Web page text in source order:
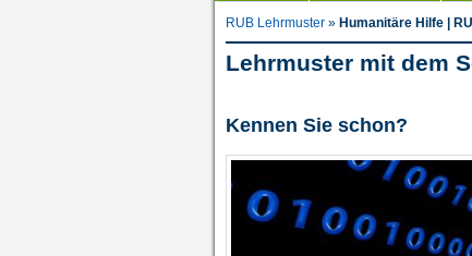
RUB Lehrmuster » Humanitäre Hilfe |
Lehrmuster mit dem
Kennen Sie schon?